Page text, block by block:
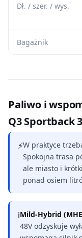
Dł. / szer. / wys.
Bagażnik
Paliwo i
Q3 Sportback
⚡W praktyce
Spokojna trasa
ale miasto i
ponad osiem
ℹMild-Hybrid
48V odzyskuje